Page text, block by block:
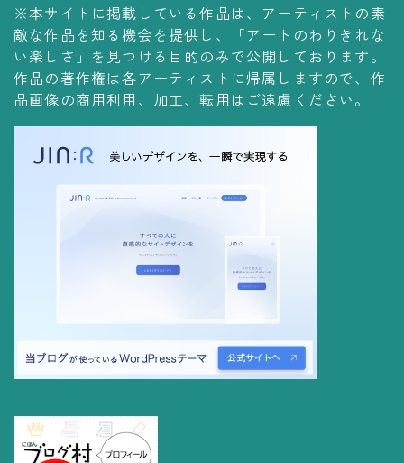
アイテム・サービス
コレクションの仕方
Yoshiteru Collection
飾る
飾り方
※本サイトに掲載している作品は、アーティストの素
敵な作品を知る機会を提供し、「アートのわりきれな
い楽しさ」を見つける目的のみで公開しております。
作品の著作権は各アーティストに帰属しますので、作
品画像の商用利用、加工、転用はご遠慮ください。